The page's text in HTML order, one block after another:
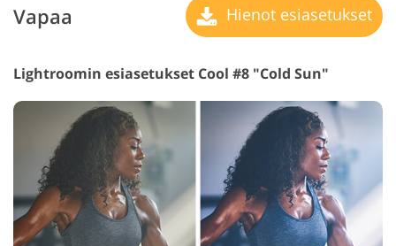
Vapaa Hienot esiasetukset
Lightroomin esiasetukset Cool #8 "Cold Sun"